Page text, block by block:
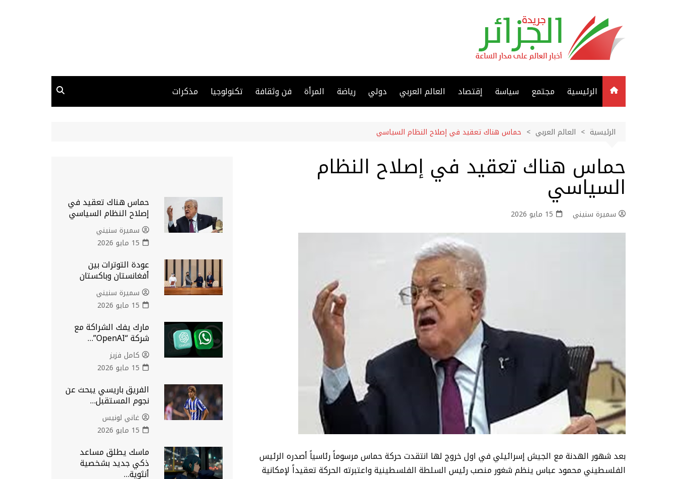
الرئيسية مجتمع سياسة إقتصاد العالم العربي دولي رياضة المرأة فن وثقافة تكنولوجيا مذكرات
الرئيسية العالم العربي حماس هناك تعقيد في إصلاح النظام السياسي
حماس هناك تعقيد في إصلاح النظام
السياسي
سميرة سنيني 15 مايو 2026
بعد شهور الهدنة مع الجيش إسرائيلي في اول خروج لها انتقدت حركة حماس مرسوماً رئاسياً أصدره الرئيس
الفلسطيني محمود عباس ينظم شغور منصب رئيس السلطة الفلسطينية واعتبرته الحركة تعقيداً لإمكانية
حماس هناك تعقيد في
إصلاح النظام السياسي
سميرة سنيني
15 مايو 2026
عودة التوترات بين
أفغانستان وباكستان
سميرة سنيني
15 مايو 2026
مارك يفك الشراكة مع
شركة “OpenAI”…
كامل فزيز
15 مايو 2026
الفريق باريسي يبحث عن
نجوم المستقبل…
غاني لونيس
15 مايو 2026
ماسك يطلق مساعد
ذكي جديد بشخصية
أنثوية…